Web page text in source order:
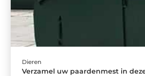
Dieren
Verzamel uw paardenmest in